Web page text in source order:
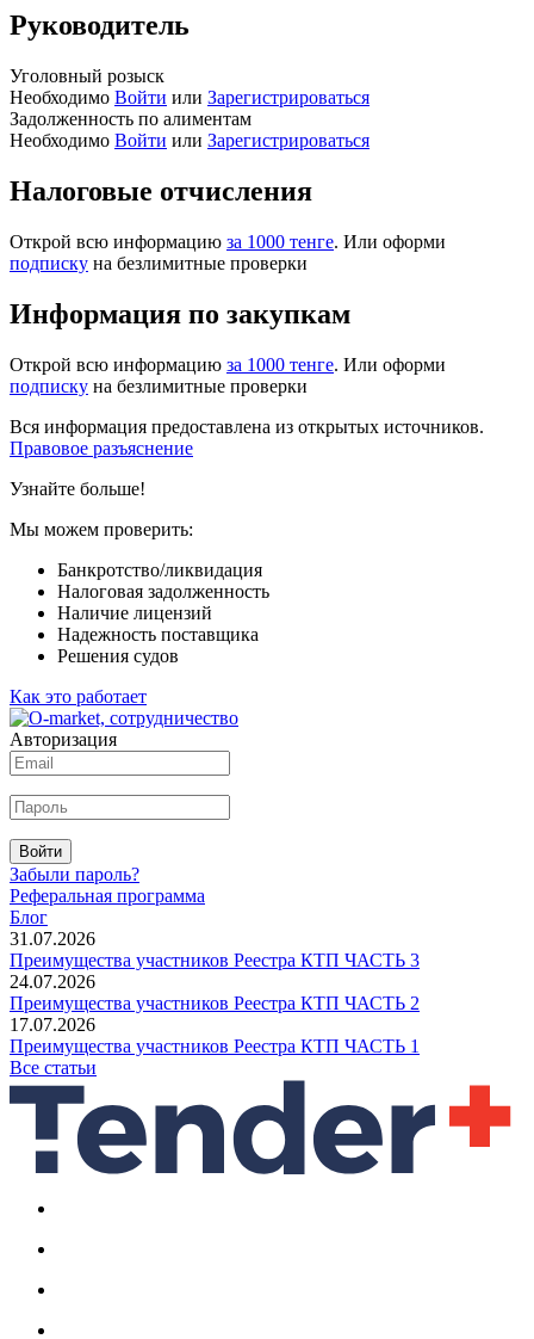
Руководитель
Уголовный розыск
Необходимо Войти или Зарегистрироваться
Задолженность по алиментам
Необходимо Войти или Зарегистрироваться
Налоговые отчисления
Открой всю информацию за 1000 тенге. Или оформи
подписку на безлимитные проверки
Информация по закупкам
Открой всю информацию за 1000 тенге. Или оформи
подписку на безлимитные проверки
Вся информация предоставлена из открытых источников.
Правовое разъяснение
Узнайте больше!
Мы можем проверить:
Банкротство/ликвидация
Налоговая задолженность
Наличие лицензий
Надежность поставщика
Решения судов
Как это работает
Авторизация
Войти
Забыли пароль?
Реферальная программа
Блог
31.07.2026
Преимущества участников Реестра КТП ЧАСТЬ 3
24.07.2026
Преимущества участников Реестра КТП ЧАСТЬ 2
17.07.2026
Преимущества участников Реестра КТП ЧАСТЬ 1
Все статьи